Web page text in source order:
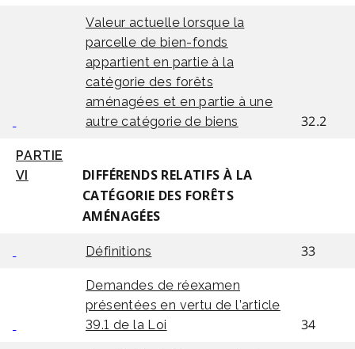
Valeur actuelle lorsque la
parcelle de bien-fonds
appartient en partie à la
catégorie des forêts
aménagées et en partie à une
autre catégorie de biens
32.2
PARTIE
VI
DIFFÉRENDS RELATIFS À LA
CATÉGORIE DES FORÊTS
AMÉNAGÉES
Définitions 33
Demandes de réexamen
présentées en vertu de l’article
39.1 de la Loi
34